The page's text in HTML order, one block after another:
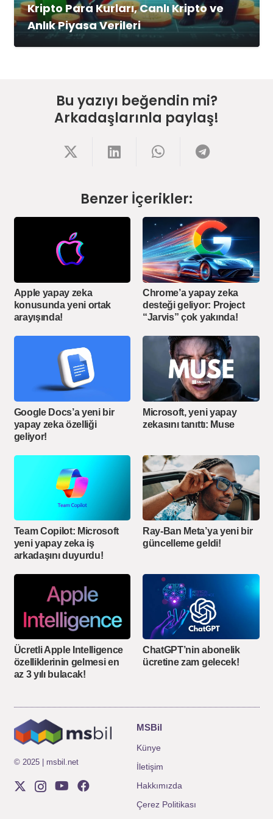
Kripto Para Kurları, Canlı Kripto ve
Anlık Piyasa Verileri
Bu yazıyı beğendin mi?
Arkadaşlarınla paylaş!
Benzer İçerikler:
Apple yapay zeka
konusunda yeni ortak
arayışında!
Chrome’a yapay zeka
desteği geliyor: Project
“Jarvis” çok yakında!
Google Docs’a yeni bir
yapay zeka özelliği
geliyor!
Microsoft, yeni yapay
zekasını tanıttı: Muse
Team Copilot: Microsoft
yeni yapay zeka iş
arkadaşını duyurdu!
Ray-Ban Meta’ya yeni bir
güncelleme geldi!
Ücretli Apple Intelligence
özelliklerinin gelmesi en
az 3 yılı bulacak!
ChatGPT’nin abonelik
ücretine zam gelecek!
© 2025 | msbil.net
MSBil
Künye
İletişim
Hakkımızda
Çerez Politikası